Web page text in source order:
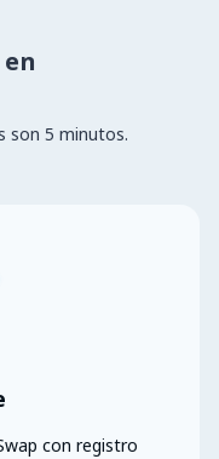
son 5 minutos.
con registro